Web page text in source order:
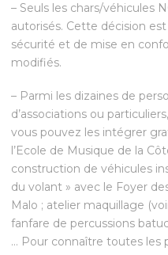
– Seuls les chars/véhicules
autorisés. Cette décision
sécurité et de mise en
modifiés.
– Parmi les dizaines de
d’associations ou
vous pouvez les intégrer
l’Ecole de Musique de la
construction de véhicules
du volant » avec le Foyer
Malo ; atelier maquillage
fanfare de percussions
… Pour connaître toutes les